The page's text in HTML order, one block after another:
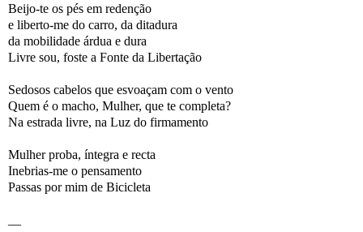
Beijo-te os pés em redenção
e liberto-me do carro, da ditadura
da mobilidade árdua e dura
Livre sou, foste a Fonte da Libertação
Sedosos cabelos que esvoaçam com o vento
Quem é o macho, Mulher, que te completa?
Na estrada livre, na Luz do firmamento
Mulher proba, íntegra e recta
Inebrias-me o pensamento
Passas por mim de Bicicleta